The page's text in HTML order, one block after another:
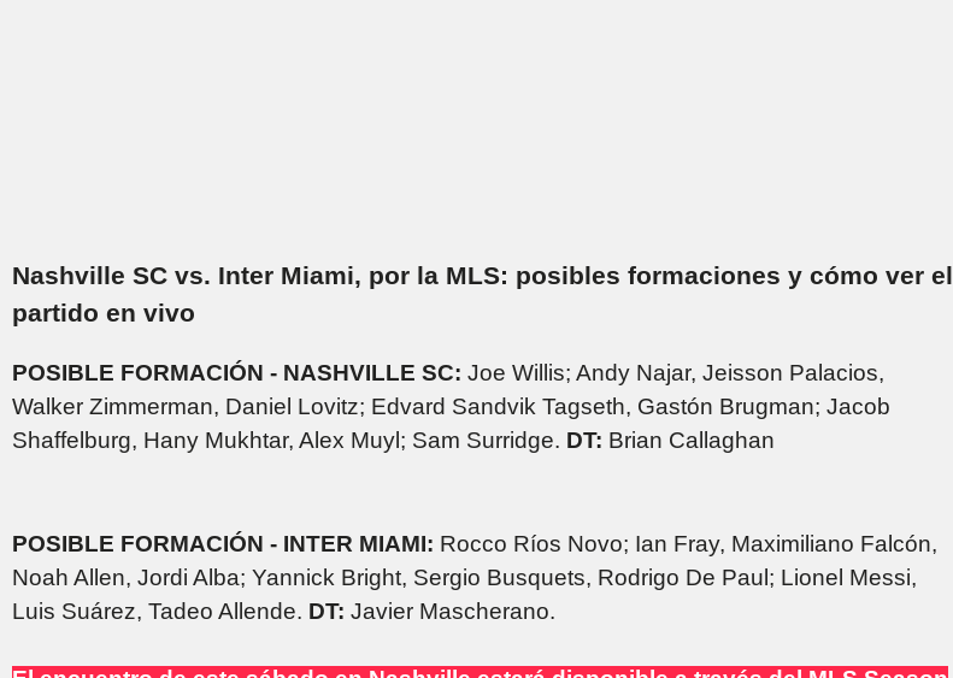
Nashville SC vs. Inter Miami, por la MLS: posibles formaciones y cómo ver el
partido en vivo
POSIBLE FORMACIÓN - NASHVILLE SC: Joe Willis; Andy Najar, Jeisson Palacios,
Walker Zimmerman, Daniel Lovitz; Edvard Sandvik Tagseth, Gastón Brugman; Jacob
Shaffelburg, Hany Mukhtar, Alex Muyl; Sam Surridge. DT: Brian Callaghan
POSIBLE FORMACIÓN - INTER MIAMI: Rocco Ríos Novo; Ian Fray, Maximiliano Falcón,
Noah Allen, Jordi Alba; Yannick Bright, Sergio Busquets, Rodrigo De Paul; Lionel Messi,
Luis Suárez, Tadeo Allende. DT: Javier Mascherano.